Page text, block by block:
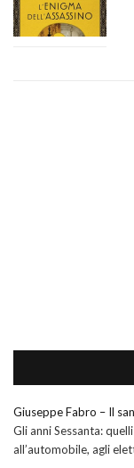
Giuseppe Fabro – Il
Gli anni Sessanta:
all’automobile, agli